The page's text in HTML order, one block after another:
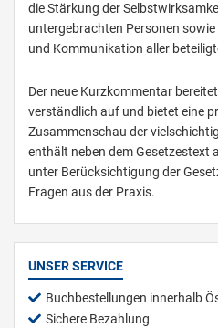
die Stärkung der
untergebrachten Personen
und Kommunikation aller
Der neue Kurzkommentar
verständlich auf und bietet eine
Zusammenschau der
enthält neben dem Gesetzestext
unter Berücksichtigung der
Fragen aus der Praxis.
UNSER SERVICE
Buchbestellungen innerhalb
Sichere Bezahlung